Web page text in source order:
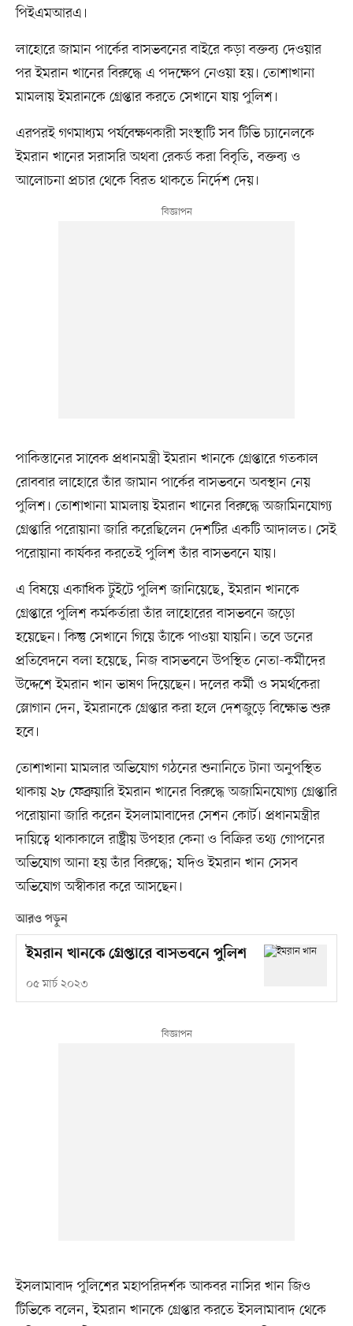
পিইএমআরএ।
লাহোরে জামান পার্কের বাসভবনের বাইরে কড়া বক্তব্য দেওয়ার
পর ইমরান খানের বিরুদ্ধে এ পদক্ষেপ নেওয়া হয়। তোশাখানা
মামলায় ইমরানকে গ্রেপ্তার করতে সেখানে যায় পুলিশ।
এরপরই গণমাধ্যম পর্যবেক্ষণকারী সংস্থাটি সব টিভি চ্যানেলকে
ইমরান খানের সরাসরি অথবা রেকর্ড করা বিবৃতি, বক্তব্য ও
আলোচনা প্রচার থেকে বিরত থাকতে নির্দেশ দেয়।
পাকিস্তানের সাবেক প্রধানমন্ত্রী ইমরান খানকে গ্রেপ্তারে গতকাল
রোববার লাহোরে তাঁর জামান পার্কের বাসভবনে অবস্থান নেয়
পুলিশ। তোশাখানা মামলায় ইমরান খানের বিরুদ্ধে অজামিনযোগ্য
গ্রেপ্তারি পরোয়ানা জারি করেছিলেন দেশটির একটি আদালত। সেই
পরোয়ানা কার্যকর করতেই পুলিশ তাঁর বাসভবনে যায়।
এ বিষয়ে একাধিক টুইটে পুলিশ জানিয়েছে, ইমরান খানকে
গ্রেপ্তারে পুলিশ কর্মকর্তারা তাঁর লাহোরের বাসভবনে জড়ো
হয়েছেন। কিন্তু সেখানে গিয়ে তাঁকে পাওয়া যায়নি। তবে ডনের
প্রতিবেদনে বলা হয়েছে, নিজ বাসভবনে উপস্থিত নেতা-কর্মীদের
উদ্দেশে ইমরান খান ভাষণ দিয়েছেন। দলের কর্মী ও সমর্থকেরা
স্লোগান দেন, ইমরানকে গ্রেপ্তার করা হলে দেশজুড়ে বিক্ষোভ শুরু
হবে।
তোশাখানা মামলার অভিযোগ গঠনের শুনানিতে টানা অনুপস্থিত
থাকায় ২৮ ফেব্রুয়ারি ইমরান খানের বিরুদ্ধে অজামিনযোগ্য গ্রেপ্তারি
পরোয়ানা জারি করেন ইসলামাবাদের সেশন কোর্ট। প্রধানমন্ত্রীর
দায়িত্বে থাকাকালে রাষ্ট্রীয় উপহার কেনা ও বিক্রির তথ্য গোপনের
অভিযোগ আনা হয় তাঁর বিরুদ্ধে; যদিও ইমরান খান সেসব
অভিযোগ অস্বীকার করে আসছেন।
আরও পড়ুন
ইমরান খানকে গ্রেপ্তারে বাসভবনে পুলিশ
০৫ মার্চ ২০২৩
ইসলামাবাদ পুলিশের মহাপরিদর্শক আকবর নাসির খান জিও
টিভিকে বলেন, ইমরান খানকে গ্রেপ্তার করতে ইসলামাবাদ থেকে